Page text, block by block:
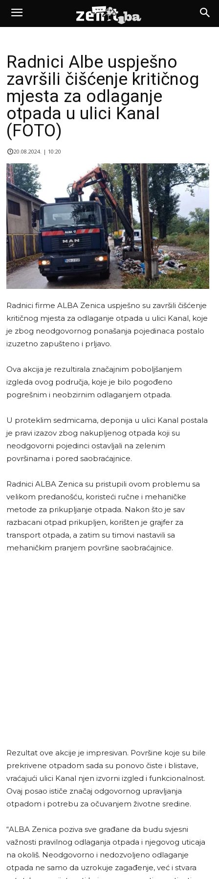
Radnici Albe uspješno
završili čišćenje kritičnog
mjesta za odlaganje
otpada u ulici Kanal
(FOTO)
20.08.2024. | 10:20
Radnici firme ALBA Zenica uspješno su završili čišćenje
kritičnog mjesta za odlaganje otpada u ulici Kanal, koje
je zbog neodgovornog ponašanja pojedinaca postalo
izuzetno zapušteno i prljavo.
Ova akcija je rezultirala značajnim poboljšanjem
izgleda ovog područja, koje je bilo pogođeno
pogrešnim i neobzirnim odlaganjem otpada.
U proteklim sedmicama, deponija u ulici Kanal postala
je pravi izazov zbog nakupljenog otpada koji su
neodgovorni pojedinci ostavljali na zelenim
površinama i pored saobraćajnice.
Radnici ALBA Zenica su pristupili ovom problemu sa
velikom predanošću, koristeći ručne i mehaničke
metode za prikupljanje otpada. Nakon što je sav
razbacani otpad prikupljen, korišten je grajfer za
transport otpada, a zatim su timovi nastavili sa
mehaničkim pranjem površine saobraćajnice.
Rezultat ove akcije je impresivan. Površine koje su bile
prekrivene otpadom sada su ponovo čiste i blistave,
vraćajući ulici Kanal njen izvorni izgled i funkcionalnost.
Ovaj posao ističe značaj odgovornog upravljanja
otpadom i potrebu za očuvanjem životne sredine.
“ALBA Zenica poziva sve građane da budu svjesni
važnosti pravilnog odlaganja otpada i njegovog uticaja
na okoliš. Neodgovorno i nedozvoljeno odlaganje
otpada ne samo da uzrokuje zagađenje, već i stvara